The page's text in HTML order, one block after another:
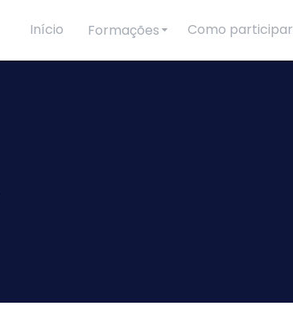
Início Formações Como participar